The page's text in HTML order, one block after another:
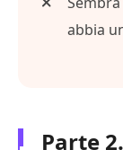
abbia
Parte